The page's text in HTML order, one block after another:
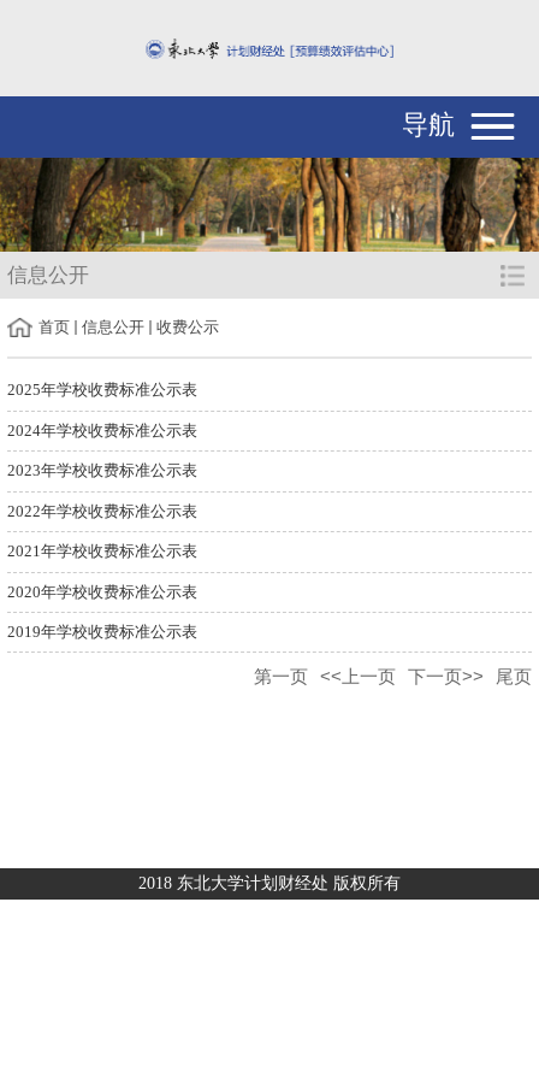
导航
信息公开
首页 信息公开 收费公示
2025年学校收费标准公示表
2024年学校收费标准公示表
2023年学校收费标准公示表
2022年学校收费标准公示表
2021年学校收费标准公示表
2020年学校收费标准公示表
2019年学校收费标准公示表
第一页 <<上一页 下一页>> 尾页
2018 东北大学计划财经处 版权所有